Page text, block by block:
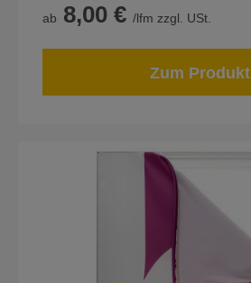
ab 8,00 € /lfm zzgl. USt.
Zum Produkt